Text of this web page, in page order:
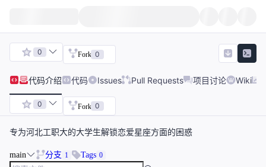
0 Fork 0
代码介绍 代码 Issues Pull Requests 项目讨论 Wiki
0 Fork 0
专为河北工职大的大学生解锁恋爱星座方面的困惑
main 分支 1 Tags 0